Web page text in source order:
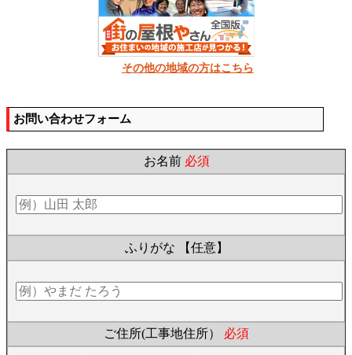
その他の地域の方はこちら
お問い合わせフォーム
お名前 必須
ふりがな 【任意】
ご住所(工事地住所） 必須